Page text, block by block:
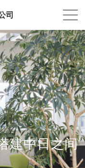
司
建中日之间